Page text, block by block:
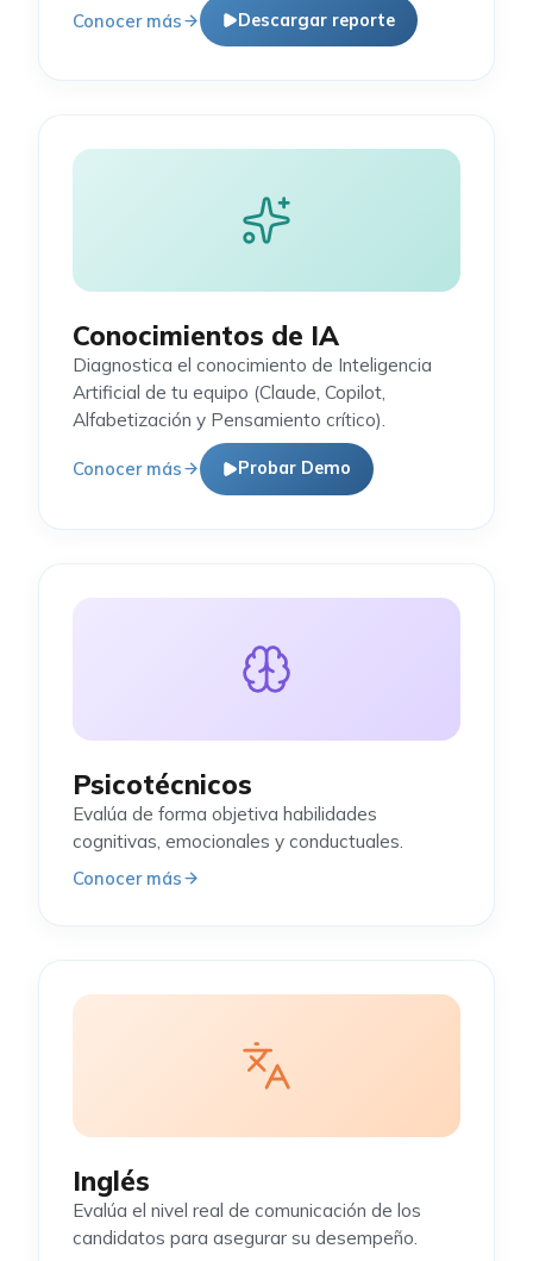
Conocer más Descargar reporte
Conocimientos de IA
Diagnostica el conocimiento de Inteligencia
Artificial de tu equipo (Claude, Copilot,
Alfabetización y Pensamiento crítico).
Conocer más Probar Demo
Psicotécnicos
Evalúa de forma objetiva habilidades
cognitivas, emocionales y conductuales.
Conocer más
Inglés
Evalúa el nivel real de comunicación de los
candidatos para asegurar su desempeño.